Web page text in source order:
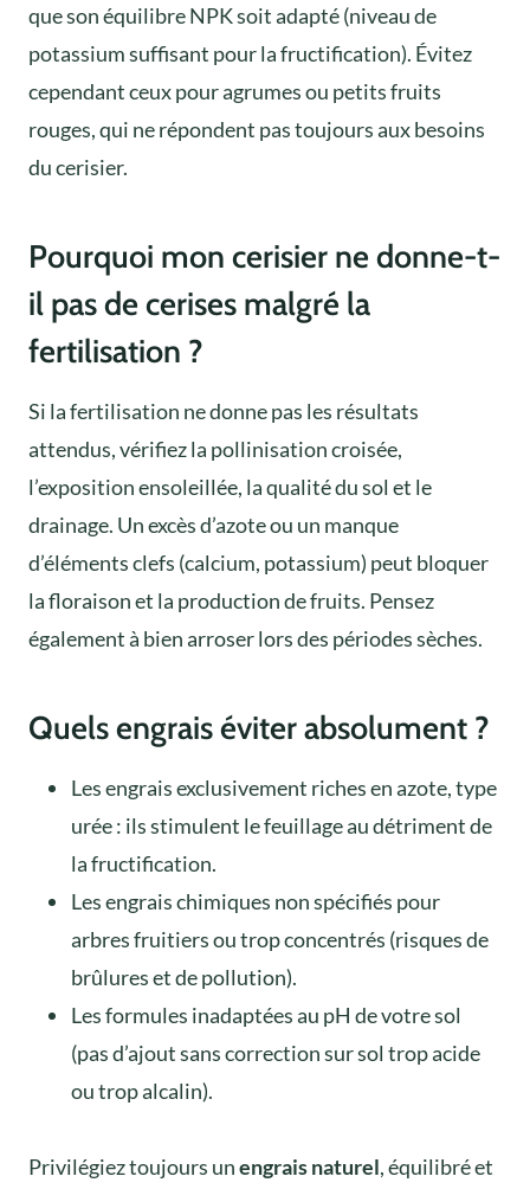
que son équilibre NPK soit adapté (niveau de
potassium suffisant pour la fructification). Évitez
cependant ceux pour agrumes ou petits fruits
rouges, qui ne répondent pas toujours aux besoins
du cerisier.
Pourquoi mon cerisier ne donne-t-
il pas de cerises malgré la
fertilisation ?
Si la fertilisation ne donne pas les résultats
attendus, vérifiez la pollinisation croisée,
l’exposition ensoleillée, la qualité du sol et le
drainage. Un excès d’azote ou un manque
d’éléments clefs (calcium, potassium) peut bloquer
la floraison et la production de fruits. Pensez
également à bien arroser lors des périodes sèches.
Quels engrais éviter absolument ?
Les engrais exclusivement riches en azote, type
urée : ils stimulent le feuillage au détriment de
la fructification.
Les engrais chimiques non spécifiés pour
arbres fruitiers ou trop concentrés (risques de
brûlures et de pollution).
Les formules inadaptées au pH de votre sol
(pas d’ajout sans correction sur sol trop acide
ou trop alcalin).
Privilégiez toujours unengrais naturel, équilibré et